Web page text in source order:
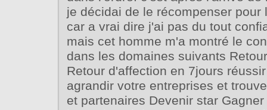
je décidai de le récompenser pour
car a vrai dire j'ai pas du tout
mais cet homme m'a montré le
dans les domaines suivants
Retour d'affection en 7jours
agrandir votre entreprises et
et partenaires Devenir star